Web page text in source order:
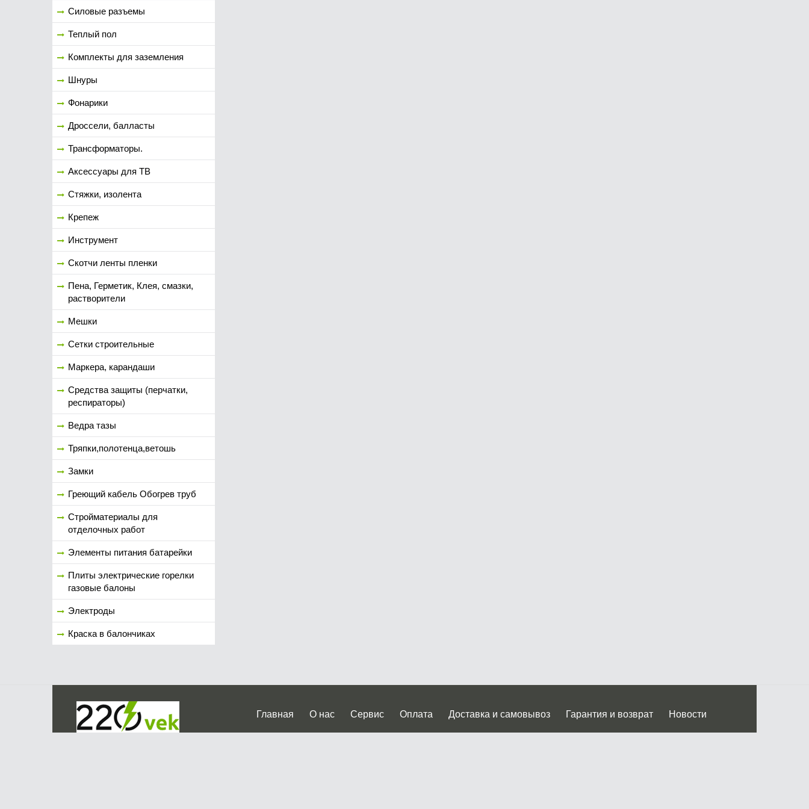
Силовые разъемы
Теплый пол
Комплекты для заземления
Шнуры
Фонарики
Дроссели, балласты
Трансформаторы.
Аксессуары для ТВ
Стяжки, изолента
Крепеж
Инструмент
Скотчи ленты пленки
Пена, Герметик, Клея, смазки,
растворители
Мешки
Сетки строительные
Маркера, карандаши
Средства защиты (перчатки,
респираторы)
Ведра тазы
Тряпки,полотенца,ветошь
Замки
Греющий кабель Обогрев труб
Стройматериалы для
отделочных работ
Элементы питания батарейки
Плиты электрические горелки
газовые балоны
Электроды
Краска в балончиках
Главная О нас Сервис Оплата Доставка и самовывоз Гарантия и возврат Новости